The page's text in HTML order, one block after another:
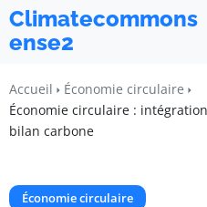
Climatecommons
ense2
Accueil
Économie circulaire
Économie circulaire :
bilan carbone
Économie circulaire